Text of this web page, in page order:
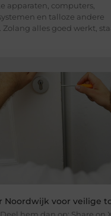
apparaten, computers,
en talloze andere
alles goed werkt,
Noordwijk voor veilige
hem dan op: Share on